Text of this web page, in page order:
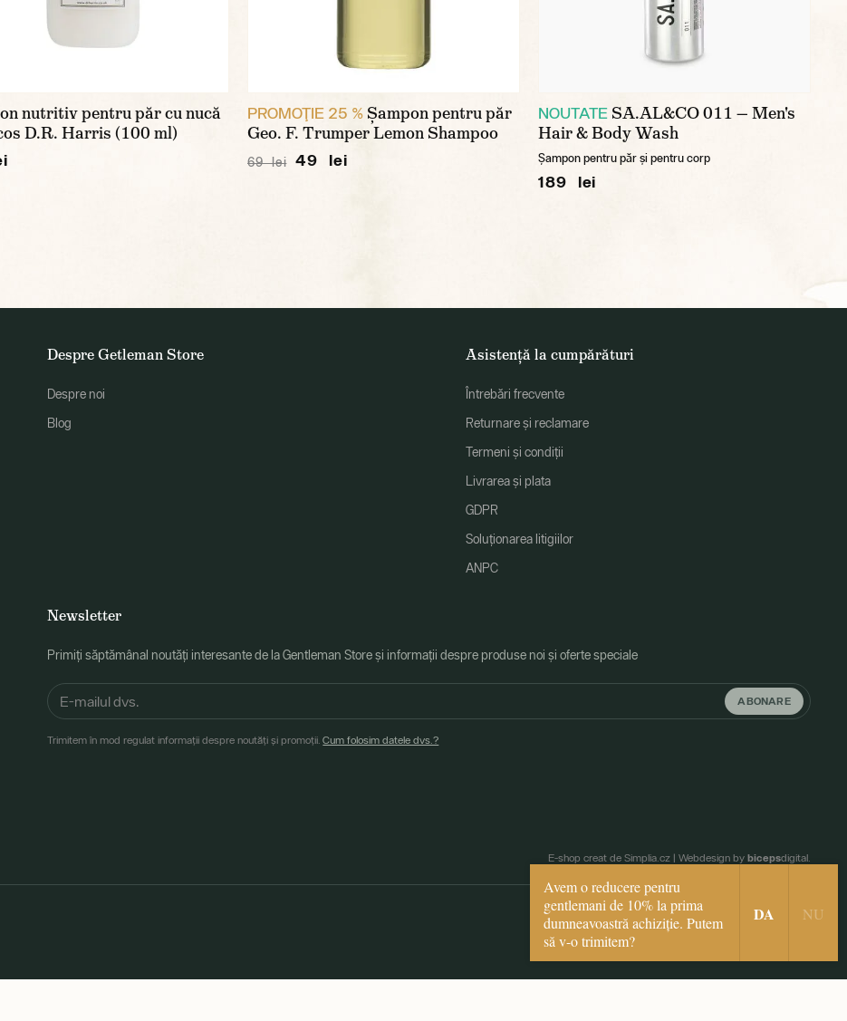
nutritiv pentru păr cu nucă
D.R. Harris (100 ml)
PROMOŢIE 25 % Șampon pentru păr
Geo. F. Trumper Lemon Shampoo
69 lei 49 lei
NOUTATE SA.AL&CO 011 — Men's
Hair & Body Wash
Șampon pentru păr și pentru corp
189 lei
Despre Getleman Store
Despre noi
Blog
Asistență la cumpărături
Întrebări frecvente
Returnare și reclamare
Termeni și condiții
Livrarea și plata
GDPR
Soluționarea litigiilor
ANPC
Newsletter
Primiți săptămânal noutăți interesante de la Gentleman Store și informații despre produse noi și oferte speciale
ABONARE
Trimitem în mod regulat informații despre noutăți și promoții.Cum folosim datele dvs.?
E-shop creat de Simplia.cz | Webdesign by bicepsdigital.
Avem o reducere pentru
gentlemani de 10% la prima
dumneavoastră achiziție. Putem
să v-o trimitem?
DA NU